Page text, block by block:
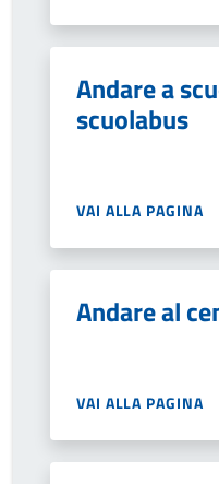
Andare a
scuolabus
VAI ALLA PAGINA
Andare al
VAI ALLA PAGINA